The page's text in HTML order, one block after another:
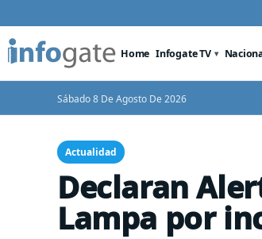
Home Infogate TV
Sábado 8 De Agosto De 2026
Actualidad
Declaran
Lampa por